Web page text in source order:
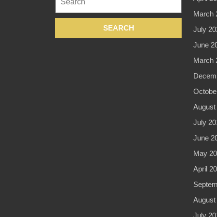
for:
March
July
June
March
August
July
June
May
April
August